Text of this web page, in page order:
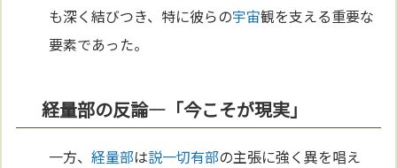
も深く結びつき、特に彼らの宇宙観を支える重要な
要素であった。
経量部の反論―「今こそが現実」
一方、経量部は説一切有部の主張に強く異を唱え